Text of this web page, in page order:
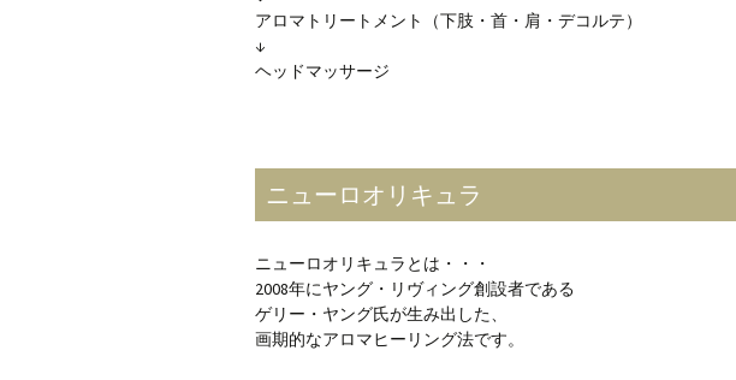
アロマトリートメント（下肢・首・肩・デコルテ）
↓
ヘッドマッサージ
ニューロオリキュラ
ニューロオリキュラとは・・・
2008年にヤング・リヴィング創設者である
ゲリー・ヤング氏が生み出した、
画期的なアロマヒーリング法です。